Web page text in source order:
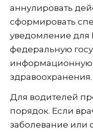
аннулировать
сформировать
уведомление для
федеральную
информационную
здравоохранения.
Для водителей
порядок. Если
заболевание или